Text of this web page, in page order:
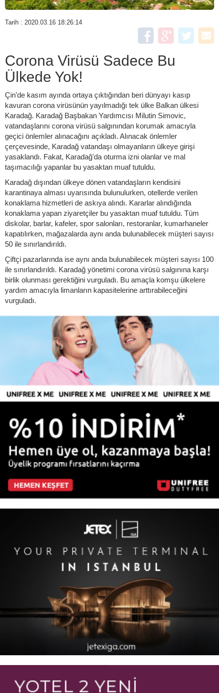
Tarih : 2020.03.16 18:26:14
Corona Virüsü Sadece Bu
Ülkede Yok!
Çin'de kasım ayında ortaya çıktığından beri dünyayı kasıp
kavuran corona virüsünün yayılmadığı tek ülke Balkan ülkesi
Karadağ. Karadağ Başbakan Yardımcısı Milutin Simovic,
vatandaşlarını corona virüsü salgınından korumak amacıyla
geçici önlemler alınacağını açıkladı. Alınacak önlemler
çerçevesinde, Karadağ vatandaşı olmayanların ülkeye girişi
yasaklandı. Fakat, Karadağ'da oturma izni olanlar ve mal
taşımacılığı yapanlar bu yasaktan muaf tutuldu.
Karadağ dışından ülkeye dönen vatandaşların kendisini
karantinaya alması uyarısında bulunulurken, otellerde verilen
konaklama hizmetleri de askıya alındı. Kararlar alındığında
konaklama yapan ziyaretçiler bu yasaktan muaf tutuldu. Tüm
diskolar, barlar, kafeler, spor salonları, restoranlar, kumarhaneler
kapatılırken, mağazalarda aynı anda bulunabilecek müşteri sayısı
50 ile sınırlandırıldı.
Çiftçi pazarlarında ise aynı anda bulunabilecek müşteri sayısı 100
ile sınırlandırıldı. Karadağ yönetimi corona virüsü salgınına karşı
birlik olunması gerektiğini vurguladı. Bu amaçla komşu ülkelere
yardım amacıyla limanların kapasitelerine arttırabileceğini
vurguladı.